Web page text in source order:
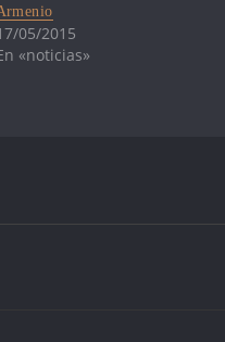
05/2015
«noticias»